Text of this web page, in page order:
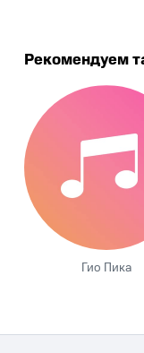
Рекомендуем
Гио Пика